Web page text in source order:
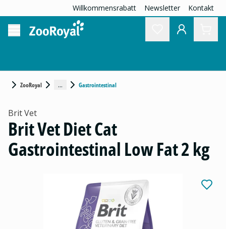
Willkommensrabatt Newsletter Kontakt
ZooRoyal ... Gastrointestinal
Brit Vet
Brit Vet Diet Cat
Gastrointestinal Low Fat 2 kg